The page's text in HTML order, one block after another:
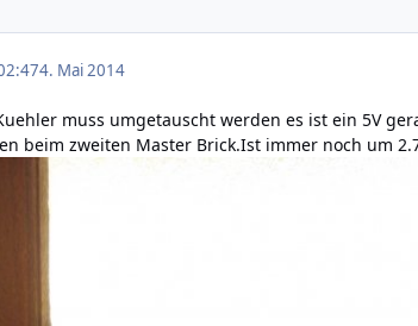
4. Mai 2014
muss umgetauscht werden es ist ein 5V
beim zweiten Master Brick.Ist immer noch um